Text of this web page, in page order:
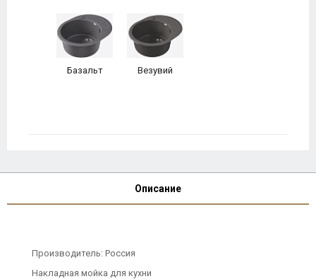
Базальт Везувий
Описание
Производитель: Россия
Накладная мойка для кухни